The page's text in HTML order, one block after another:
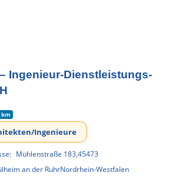
– Ingenieur-Dienstleistungs-
km
Ingenieure
Mühlenstraße 183,45473
an der RuhrNordrhein-Westfalen